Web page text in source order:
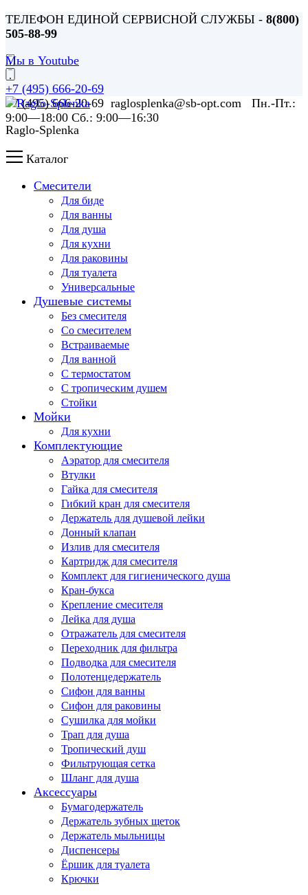
ТЕЛЕФОН ЕДИНОЙ СЕРВИСНОЙ СЛУЖБЫ - 8(800)
505-88-99
Мы в Youtube
+7 (495) 666-20-69 raglosplenka@sb-opt.com Пн.-Пт.:
9:00—18:00 Сб.: 9:00—16:30
+7 (495) 666-20-69
Raglo-Splenka
Каталог
Смесители
Для биде
Для ванны
Для душа
Для кухни
Для раковины
Для туалета
Универсальные
Душевые системы
Без смесителя
Со смесителем
Встраиваемые
Для ванной
С термостатом
С тропическим душем
Стойки
Мойки
Для кухни
Комплектующие
Аэратор для смесителя
Втулки
Гайка для смесителя
Гибкий кран для смесителя
Держатель для душевой лейки
Донный клапан
Излив для смесителя
Картридж для смесителя
Комплект для гигиенического душа
Кран-букса
Крепление смесителя
Лейка для душа
Отражатель для смесителя
Переходник для фильтра
Подводка для смесителя
Полотенцедержатель
Сифон для ванны
Сифон для раковины
Сушилка для мойки
Трап для душа
Тропический душ
Фильтрующая сетка
Шланг для душа
Аксессуары
Бумагодержатель
Держатель зубных щеток
Держатель мыльницы
Диспенсеры
Ёршик для туалета
Крючки